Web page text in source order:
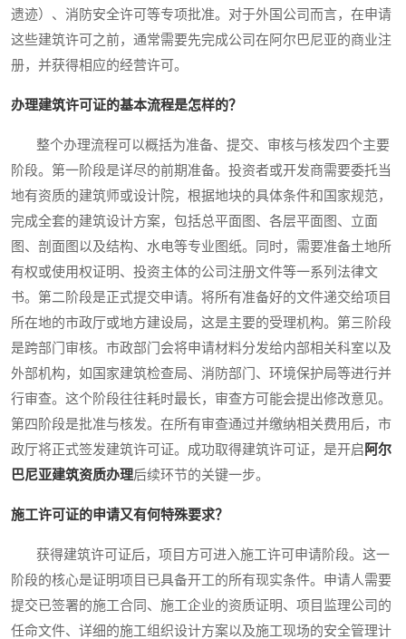
遗迹）、消防安全许可等专项批准。对于外国公司而言，在申请
这些建筑许可之前，通常需要先完成公司在阿尔巴尼亚的商业注
册，并获得相应的经营许可。
办理建筑许可证的基本流程是怎样的？
整个办理流程可以概括为准备、提交、审核与核发四个主要
阶段。第一阶段是详尽的前期准备。投资者或开发商需要委托当
地有资质的建筑师或设计院，根据地块的具体条件和国家规范，
完成全套的建筑设计方案，包括总平面图、各层平面图、立面
图、剖面图以及结构、水电等专业图纸。同时，需要准备土地所
有权或使用权证明、投资主体的公司注册文件等一系列法律文
书。第二阶段是正式提交申请。将所有准备好的文件递交给项目
所在地的市政厅或地方建设局，这是主要的受理机构。第三阶段
是跨部门审核。市政部门会将申请材料分发给内部相关科室以及
外部机构，如国家建筑检查局、消防部门、环境保护局等进行并
行审查。这个阶段往往耗时最长，审查方可能会提出修改意见。
第四阶段是批准与核发。在所有审查通过并缴纳相关费用后，市
政厅将正式签发建筑许可证。成功取得建筑许可证，是开启阿尔
巴尼亚建筑资质办理后续环节的关键一步。
施工许可证的申请又有何特殊要求？
获得建筑许可证后，项目方可进入施工许可申请阶段。这一
阶段的核心是证明项目已具备开工的所有现实条件。申请人需要
提交已签署的施工合同、施工企业的资质证明、项目监理公司的
任命文件、详细的施工组织设计方案以及施工现场的安全管理计